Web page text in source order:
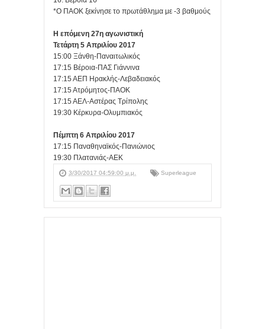
*Ο ΠΑΟΚ ξεκίνησε το πρωτάθλημα με -3 βαθμούς
Η επόμενη 27η αγωνιστική
Τετάρτη 5 Απριλίου 2017
15:00 Ξάνθη-Παναιτωλικός
17:15 Βέροια-ΠΑΣ Γιάννινα
17:15 ΑΕΠ Ηρακλής-Λεβαδειακός
17:15 Ατρόμητος-ΠΑΟΚ
17:15 ΑΕΛ-Αστέρας Τρίπολης
19:30 Κέρκυρα-Ολυμπιακός
Πέμπτη 6 Απριλίου 2017
17:15 Παναθηναϊκός-Πανιώνιος
19:30 Πλατανιάς-ΑΕΚ
3/30/2017 04:59:00 μ.μ. Superleague